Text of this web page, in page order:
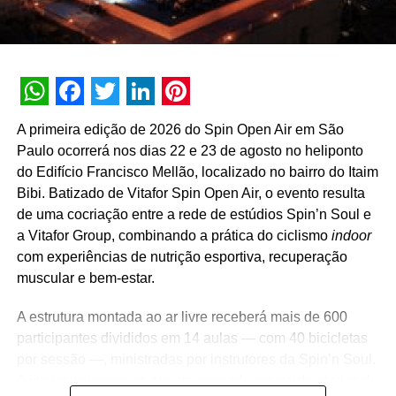
nos dois pontos. A tela na altura da Ponte Jaguaré só
pode ser acessada de bicicleta, enquanto a tela da Miguel
programação do Rocky Spirit Fit Combustíveis é gratuita.
Pelos prédios de São Paulo – Outra novidade deste ano
do Festival Rocky Spirit Fit Combustíveis servirá também
como chamariz para o evento. Na noite de 28 de agosto
(sábado), serão projetados filmes em empenas de prédios
na região central da cidade.
As projeções devem ocorrer em três locais capital
paulista e as sessões durarão cerca de 40 minutos. “Com
assistir aos filmes de suas janelas e varandas, com
segurança e emoção”, conclui Andrea. A proposta é
WhatsApp
Facebook
Twitter
LinkedIn
Pinterest
A primeira edição de 2026 do Spin Open Air em São
Paulo ocorrerá nos dias 22 e 23 de agosto no heliponto
do Edifício Francisco Mellão, localizado no bairro do Itaim
Bibi. Batizado de Vitafor Spin Open Air, o evento resulta
de uma cocriação entre a rede de estúdios Spin’n Soul e
a Vitafor Group, combinando a prática do ciclismo indoor
com experiências de nutrição esportiva, recuperação
muscular e bem-estar.
A estrutura montada ao ar livre receberá mais de 600
participantes divididos em 14 aulas — com 40 bicicletas